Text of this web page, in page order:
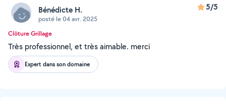
Bénédicte H.
posté le 04 avr. 2025
5/5
Clôture Grillage
Très professionnel, et très aimable. merci
Expert dans son domaine